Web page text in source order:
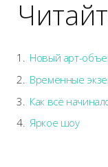
Новый арт-
Временные
Как всё
Яркое шоу